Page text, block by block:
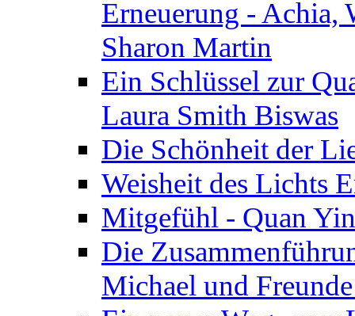
Erneuerung - Achia,
Sharon Martin
Ein Schlüssel zur
Laura Smith Biswas
Die Schönheit der
Weisheit des Lichts
Mitgefühl - Quan
Die
Michael und